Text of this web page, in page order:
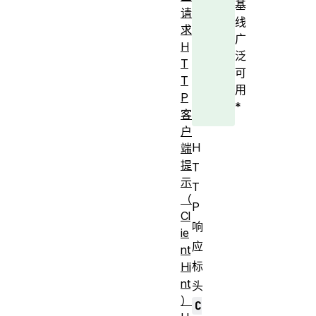
基
线
广
泛
可
用
*
H
T
T
P
响
应
标
头
C
请
求
H
T
T
P
客
户
端
提
示
（
Cl
ie
nt
Hi
nt
）